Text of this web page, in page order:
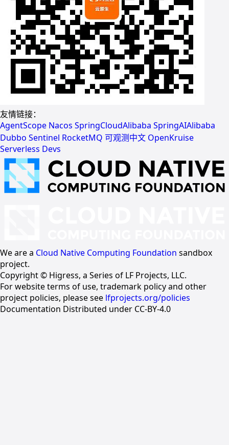
友情链接：
AgentScope Nacos SpringCloudAlibaba SpringAIAlibaba
Dubbo Sentinel RocketMQ 可观测中文 OpenKruise
Serverless Devs
We are a Cloud Native Computing Foundation sandbox
project.
Copyright © Higress, a Series of LF Projects, LLC.
For website terms of use, trademark policy and other
project policies, please see lfprojects.org/policies
Documentation Distributed under CC-BY-4.0